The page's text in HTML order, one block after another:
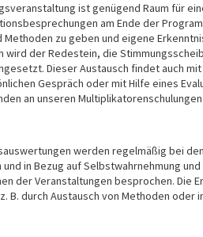
ist genügend Raum für
am Ende der
Methoden zu geben und eigene
wird der Redestein, die
Dieser Austausch findet auch
Gespräch oder mit Hilfe eines
an unseren
werden regelmäßig bei
in Bezug auf Selbstwahrnehmung
der Veranstaltungen besprochen. Die
B. durch Austausch von Methoden oder